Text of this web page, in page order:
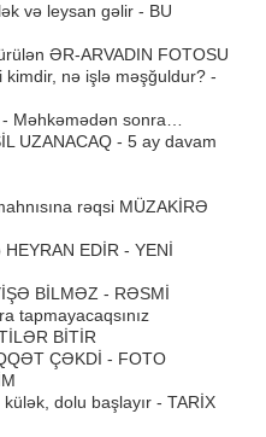
və leysan gəlir - BU
ƏR-ARVADIN FOTOSU
kimdir, nə işlə məşğuldur? -
Məhkəmədən sonra…
UZANACAQ - 5 ay davam
rəqsi MÜZAKİRƏ
HEYRAN EDİR - YENİ
BİLMƏZ - RƏSMİ
tapmayacaqsınız
BİTİR
ÇƏKDİ - FOTO
dolu başlayır - TARİX